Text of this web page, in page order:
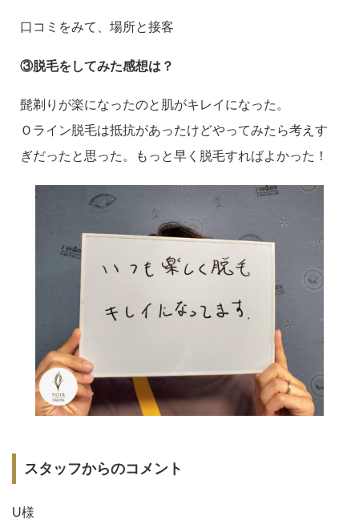
口コミをみて、場所と接客
③脱毛をしてみた感想は？
髭剃りが楽になったのと肌がキレイになった。
Ｏライン脱毛は抵抗があったけどやってみたら考えす
ぎだったと思った。もっと早く脱毛すればよかった！
スタッフからのコメント
U様